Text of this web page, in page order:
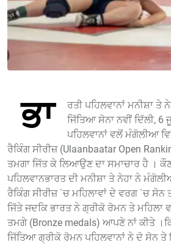
ਭਾ
ਰਤੀ ਪਹਿਲਵਾਨਾਂ ਮਨੀਸ਼ਾ
ਜਿੱਤਿਆ ਸੋਨਾ ਨਵੀਂ ਦਿੱਲੀ, 6
ਪਹਿਲਵਾਨਾਂ ਵਲੋਂ ਮੰਗੋਲੀਆ
ਰੈਕਿੰਗ ਸੀਰੀਜ਼ (Ulaanbaatar Open
ਤਮਗਾ ਜਿੱਤ ਕੇ ਲਿਆਉਣ ਦਾ ਸਮਾਚਾਰ ਹੈ ।
ਪਹਿਲਵਾਨਭਾਰਤ ਦੀ ਮਨੀਸ਼ਾ ਤੇ ਨੇਹਾ ਨੇ
ਰੈਕਿੰਗ ਸੀਰੀਜ਼ `ਚ ਮਹਿਲਾਵਾਂ ਦੇ ਵਰਗ `ਚ ਸੋਨ
ਜਿੱਤੇ ਜਦਕਿ ਭਾਰਤ ਨੇ ਗ੍ਰੀਕੋ ਰੋਮਨ ਤੇ ਮਹਿਲਾ
ਤਮਗੇ (Bronze medals) ਆਪਣੇ ਨਾਂ ਕੀਤੇ
ਜਿੱਤਿਆ ਗ੍ਰੀਕੋ ਰੋਮਨ ਪਹਿਲਵਾਨਾਂ ਨੇ ਦੋ ਸੋਨ ਤੇ